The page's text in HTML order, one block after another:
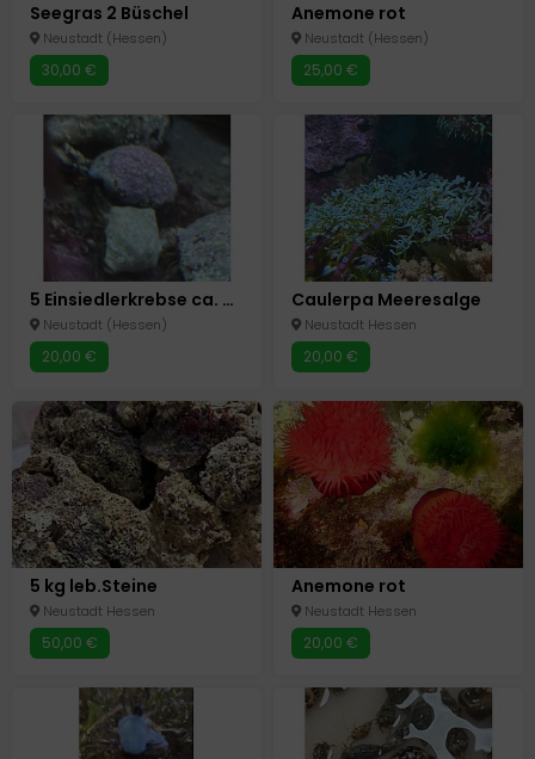
Seegras 2 Büschel
Neustadt (Hessen)
30,00 €
Anemone rot
Neustadt (Hessen)
25,00 €
5 Einsiedlerkrebse ca. 4 cm
Neustadt (Hessen)
20,00 €
Caulerpa Meeresalge
Neustadt Hessen
20,00 €
5 kg leb.Steine
Neustadt Hessen
50,00 €
Anemone rot
Neustadt Hessen
20,00 €